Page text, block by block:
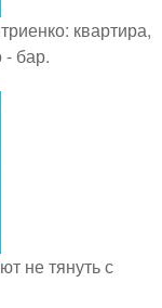
квартира,
- бар.
не тянуть с